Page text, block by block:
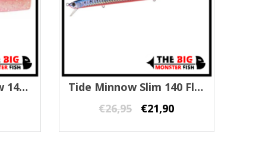
Corpo Black Minnow 140 Fiiish
Tide Minnow Slim 140 Flyer Duo
€26,95 €21,90